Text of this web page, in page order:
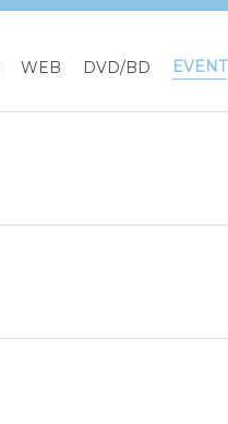
WEB DVD/BD EVENT